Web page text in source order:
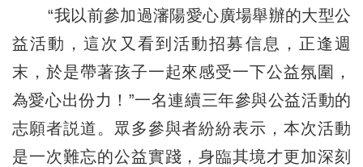
“我以前參加過瀋陽愛心廣場舉辦的大型公
益活動，這次又看到活動招募信息，正逢週
末，於是帶著孩子一起來感受一下公益氛圍，
為愛心出份力！”一名連續三年參與公益活動的
志願者説道。眾多參與者紛紛表示，本次活動
是一次難忘的公益實踐，身臨其境才更加深刻